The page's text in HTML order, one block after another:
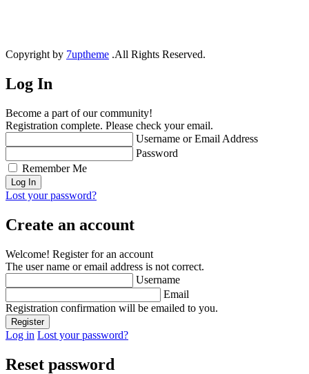
Copyright by 7uptheme .All Rights Reserved.
Log In
Become a part of our community!
Registration complete. Please check your email.
Username or Email Address
Password
Remember Me
Lost your password?
Create an account
Welcome! Register for an account
The user name or email address is not correct.
Username
Email
Registration confirmation will be emailed to you.
Log in Lost your password?
Reset password